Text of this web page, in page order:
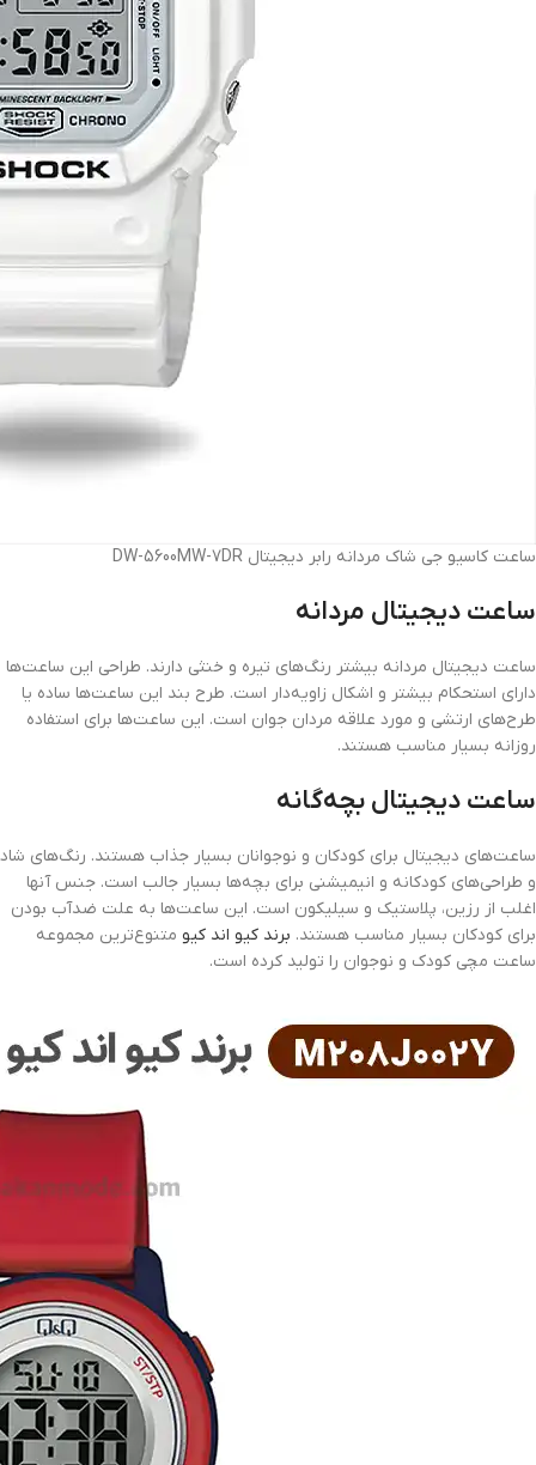
ساعت کاسیو جی شاک مردانه رابر دیجیتال DW-5600MW-7DR
ساعت دیجیتال مردانه
ساعت دیجیتال مردانه بیشتر رنگ‌های تیره و خنثی دارند. طراحی این ساعت‌ها
دارای استحکام بیشتر و اشکال زاویه‌دار است. طرح بند این ساعت‌ها ساده یا
طرح‌های ارتشی و مورد علاقه مردان جوان است. این ساعت‌ها برای استفاده
روزانه بسیار مناسب هستند.
ساعت دیجیتال بچه‌گانه
ساعت‌های دیجیتال برای کودکان و نوجوانان بسیار جذاب هستند. رنگ‌های شاد
و طراحی‌های کودکانه و انیمیشنی برای بچه‌ها بسیار جالب است. جنس آنها
اغلب از رزین، پلاستیک و سیلیکون است. این ساعت‌ها به علت ضدآب بودن
برای کودکان بسیار مناسب هستند. برند کیو اند کیو متنوع‌ترین مجموعه
ساعت مچی کودک و نوجوان را تولید کرده است.